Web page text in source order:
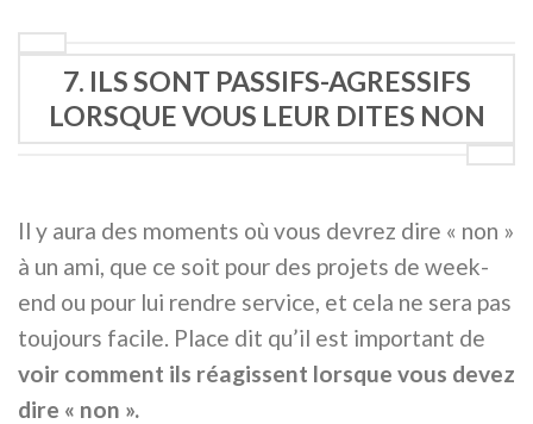
7. ILS SONT PASSIFS-AGRESSIFS
LORSQUE VOUS LEUR DITES NON
Il y aura des moments où vous devrez dire « non »
à un ami, que ce soit pour des projets de week-
end ou pour lui rendre service, et cela ne sera pas
toujours facile. Place dit qu’il est important de
voir comment ils réagissent lorsque vous devez
dire « non ».